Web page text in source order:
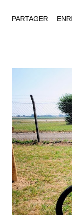
(économique et
Berlin... tout cela
PARTAGER